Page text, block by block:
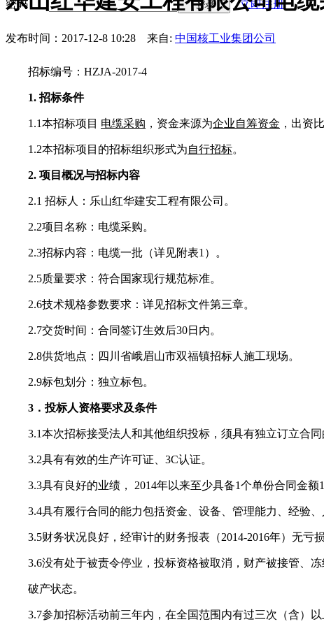
密码 登录 立即注册
发布时间：2017-12-8 10:28 来自: 中国核工业集团公司
招标编号： HZJA-2017-4
1. 招标条件
1.1本招标项目 电缆采购 ，资金来源为企业自筹资金 ，出资
1.2本招标项目的招标组织形式为自行招标。
2. 项目概况与招标内容
2.1 招标人：乐山红华建安工程有限公司。
2.2项目名称：电缆采购。
2.3招标内容：电缆一批（详见附表1 ）。
2.5质量要求：符合国家现行规范标准。
2.6技术规格参数要求：详见招标文件第三章。
2.7交货时间：合同签订生效后30日内。
2.8供货地点：四川省峨眉山市双福镇招标人施工现场。
2.9标包划分：独立标包。
3 ．投标人资格要求及条件
3.1本次招标接受法人和其他组织投标，须具有独立订立合同
3.2具有有效的生产许可证、 3C认证。
3.3具有良好的业绩， 2014年以来至少具备1个单份合同金额
3.4具有履行合同的能力包括资金、设备、管理能力、经验、
3.5财务状况良好，经审计的财务报表（2014-2016年）无亏损
3.6没有处于被责令停业，投标资格被取消，财产被接管、冻
破产状态。
3.7参加招标活动前三年内，在全国范围内有过三次（含）